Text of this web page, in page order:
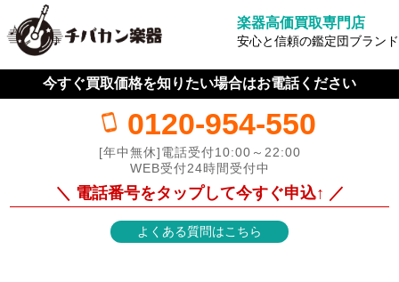
楽器高価買取専門店
安心と信頼の鑑定団ブランド
今すぐ買取価格を知りたい場合はお電話ください
0120-954-550
[年中無休]電話受付10:00～22:00
WEB受付24時間受付中
＼ 電話番号をタップして今すぐ申込↑ ／
よくある質問はこちら